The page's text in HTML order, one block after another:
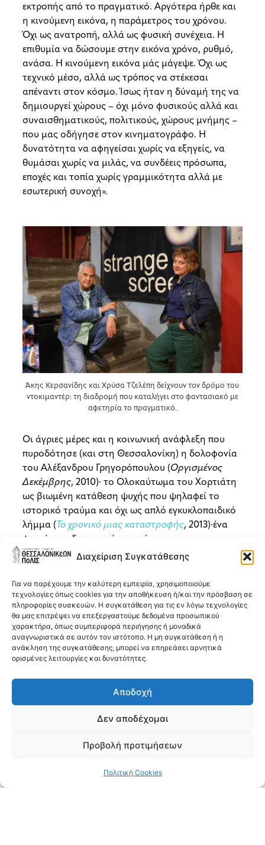
Διαχείριση Συγκατάθεσης
Για να παρέχουμε την καλύτερη εμπειρία, χρησιμοποιούμε
τεχνολογίες όπως cookies για την αποθήκευση ή/και την πρόσβαση σε
πληροφορίες συσκευών. Η συγκατάθεση για τις εν λόγω τεχνολογίες
θα μας επιτρέψει να επεξεργαστούμε δεδομένα προσωπικού
χαρακτήρα, όπως συμπεριφορά περιήγησης ή μοναδικά
αναγνωριστικά σε αυτόν τον ιστότοπο. Η μη συγκατάθεση ή η
ανάκληση της συγκατάθεσης, μπορεί να επηρεάσει αρνητικά
ορισμένες λειτουργίες και δυνατότητες.
Αποδοχή
Δεν αποδέχομαι
Προβολή προτιμήσεων
Πολιτική Cookies
εκτροπής από το πραγματικό. Αργότερα ήρθε και
η κινούμενη εικόνα, η παράμετρος του χρόνου.
Όχι ως ανατροπή, αλλά ως φυσική συνέχεια. Η
επιθυμία να δώσουμε στην εικόνα χρόνο, ρυθμό,
ανάσα. Η κινούμενη εικόνα μάς μάγεψε. Όχι ως
τεχνικό μέσο, αλλά ως τρόπος να στέκεσαι
απέναντι στον κόσμο. Ίσως ήταν η δύναμή της να
δημιουργεί χώρους – όχι μόνο φυσικούς αλλά και
συναισθηματικούς, πολιτικούς, χώρους μνήμης –
που μας οδήγησε στον κινηματογράφο. Η
δυνατότητα να αφηγείσαι χωρίς να εξηγείς, να
θυμάσαι χωρίς να μιλάς, να συνδέεις πρόσωπα,
εποχές και τοπία χωρίς γραμμικότητα αλλά με
εσωτερική συνοχή».
Άκης Κερσανίδης και Χρύσα Τζελέπη δείχνουν τον δρόμο του
ντοκιμαντέρ: τη διαδρομή που καταλήγει στο φαντασιακό με
αφετηρία το πραγματικό.
Οι άγριες μέρες και η κοινωνική ανάφλεξη που
πυροδότησε (και στη Θεσσαλονίκη) η δολοφονία
του Αλέξανδρου Γρηγορόπουλου (Οργισμένος
Δεκέμβρης, 2010)· το Ολοκαύτωμα του Χορτιάτη
ως βιωμένη κατάθεση ψυχής που ψηλαφεί το
ιστορικό τραύμα και όχι ως απλό εγκυκλοπαιδικό
λήμμα (Το χρονικό μιας καταστροφής, 2013)·ένα
φρενήρες οδοιπορικό στη σύγχρονη
αυτοσχεδιαστική μουσική, με σημείο αφετηρίας
τη συναρπαστική Θεσσαλονίκης της δεκαετίας
του 1980 (In Situ, 2017).
In Situ (2017) (Πηγή: Αρχείο Χρύσας Τζελέπη & Άκη Κερσανίδη).